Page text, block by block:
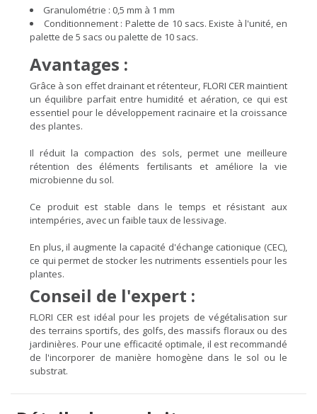
Granulométrie : 0,5 mm à 1 mm
Conditionnement : Palette de 10 sacs. Existe à l'unité, en
palette de 5 sacs ou palette de 10 sacs.
Avantages :
Grâce à son effet drainant et rétenteur, FLORI CER maintient
un équilibre parfait entre humidité et aération, ce qui est
essentiel pour le développement racinaire et la croissance
des plantes.
Il réduit la compaction des sols, permet une meilleure
rétention des éléments fertilisants et améliore la vie
microbienne du sol.
Ce produit est stable dans le temps et résistant aux
intempéries, avec un faible taux de lessivage.
En plus, il augmente la capacité d'échange cationique (CEC),
ce qui permet de stocker les nutriments essentiels pour les
plantes.
Conseil de l'expert :
FLORI CER est idéal pour les projets de végétalisation sur
des terrains sportifs, des golfs, des massifs floraux ou des
jardinières. Pour une efficacité optimale, il est recommandé
de l'incorporer de manière homogène dans le sol ou le
substrat.